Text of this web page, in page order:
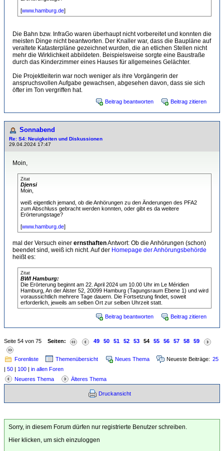
[www.hamburg.de]
Die Bahn bzw. InfraGo waren überhaupt nicht vorbereitet und konnten die
meisten Dinge nicht beantworten. Der Knaller war, dass die Baupläne auf
veraltete Katasterpläne gezeichnet wurden, die an etlichen Stellen nicht
mehr die Wirklichkeit abbildeten. Beispielsweise sorgte eine Baustraße
durch das Kinderzimmer eines Hauses für allgemeines Gelächter.
Die Projektleiterin war noch weniger als ihre Vorgängerin der
anspruchsvollen Aufgabe gewachsen, abgesehen davon, dass sie sich
öfter im Ton vergriffen hat.
Beitrag beantworten Beitrag zitieren
Sonnabend
Re: S4: Neuigkeiten und Diskussionen
29.04.2024 17:47
Moin,
Zitat
Djensi
Moin,
weiß eigentlich jemand, ob die Anhörungen zu den Änderungen des PFA2
zum Abschluss gebracht werden konnten, oder gibt es da weitere
Erörterungstage?
[www.hamburg.de]
mal der Versuch einer ernsthaftenAntwort: Ob die Anhörungen (schon)
beendet sind, weiß ich nicht. Auf der Homepage der Anhörungsbehörde
heißt es:
Zitat
BWI Hamburg:
Die Erörterung beginnt am 22. April 2024 um 10.00 Uhr im Le Méridien
Hamburg, An der Alster 52, 20099 Hamburg (Tagungsraum Ebene 1) und wird
voraussichtlich mehrere Tage dauern. Die Fortsetzung findet, soweit
erforderlich, jeweils am selben Ort zur selben Uhrzeit statt.
Beitrag beantworten Beitrag zitieren
Seite 54 von 75 Seiten: 49 50 51 52 53 54 55 56 57 58 59
Forenliste Themenübersicht Neues Thema Neueste Beiträge: 25
| 50 | 100 | in allen Foren
Neueres Thema
Älteres Thema
Druckansicht
Sorry, in diesem Forum dürfen nur registrierte Benutzer schreiben.
Hier klicken, um sich einzuloggen